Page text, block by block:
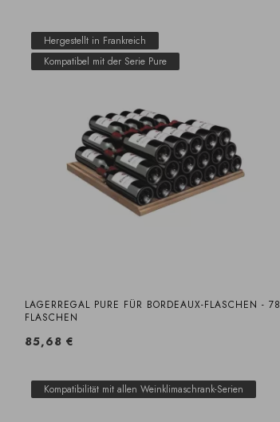
Hergestellt in Frankreich
Kompatibel mit der Serie Pure
LAGERREGAL PURE FÜR BORDEAUX-FLASCHEN - 78
FLASCHEN
85,68 €
Kompatibilität mit allen Weinklimaschrank-Serien